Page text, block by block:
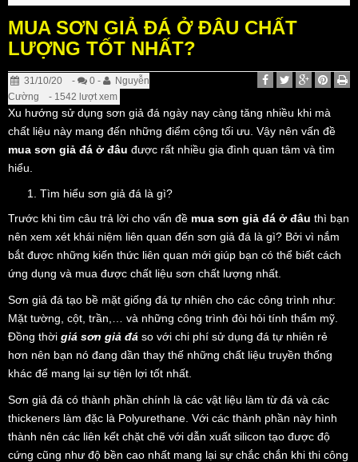
MUA SƠN GIẢ ĐÁ Ở ĐÂU CHẤT
LƯỢNG TỐT NHẤT?
31/10/20 - 0 -
Nguyễn
Cường
- 1542 lượt xem
Xu hướng sử dụng sơn giả đá ngày nay càng tăng nhiều khi mà
chất liệu này mang đến những điểm cộng tối ưu. Vậy nên vấn đề
mua sơn giả đá ở đâu được rất nhiều gia đình quan tâm và tìm
hiểu.
Tìm hiểu sơn giả đá là gì?
Trước khi tìm câu trả lời cho vấn đề mua sơn giả đá ở đâu thì bạn
nên xem xét khái niệm liên quan đến sơn giả đá là gì? Bởi vì nắm
bắt được những kiến thức liên quan mới giúp bạn có thể biết cách
ứng dụng và mua được chất liệu sơn chất lượng nhất.
Sơn giả đá tạo bề mặt giống đá tự nhiên cho các công trình như:
Mặt tường, cột, trần,… và những công trình đòi hỏi tính thẩm mỹ.
Đồng thời giá sơn giả đá so với chi phí sử dụng đá tự nhiên rẻ
hơn nên bạn nó đang dần thay thế những chất liệu truyền thống
khác để mang lại sự tiện lợi tốt nhất.
Sơn giả đá có thành phần chính là các vật liệu làm từ đá và các
thickeners làm đặc là Polyurethane. Với các thành phần này hình
thành nên các liên kết chặt chẽ với dẫn xuất silicon tạo được độ
cứng cũng như độ bền cao nhất mang lại sự chắc chắn khi thi công